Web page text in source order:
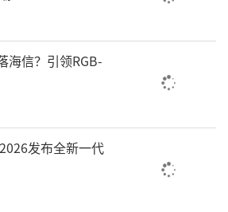
合作协议，金钥匙工程持续
捐赠专项行动，面向全国公
村留守学校免费投放智能防
套系统化安全教育课堂，以
入，助力工程摆脱短期公益
化运营之路。
之前，修修爱早已深耕公益
贝回家寻子网发起寻亲公益
海信？引领RGB-
发布全新一代